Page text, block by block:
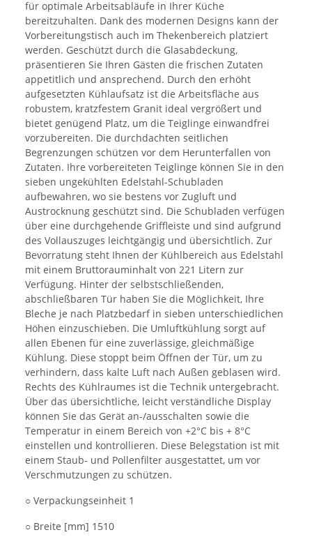
für optimale Arbeitsabläufe in Ihrer Küche
bereitzuhalten. Dank des modernen Designs kann der
Vorbereitungstisch auch im Thekenbereich platziert
werden. Geschützt durch die Glasabdeckung,
präsentieren Sie Ihren Gästen die frischen Zutaten
appetitlich und ansprechend. Durch den erhöht
aufgesetzten Kühlaufsatz ist die Arbeitsfläche aus
robustem, kratzfestem Granit ideal vergrößert und
bietet genügend Platz, um die Teiglinge einwandfrei
vorzubereiten. Die durchdachten seitlichen
Begrenzungen schützen vor dem Herunterfallen von
Zutaten. Ihre vorbereiteten Teiglinge können Sie in den
sieben ungekühlten Edelstahl-Schubladen
aufbewahren, wo sie bestens vor Zugluft und
Austrocknung geschützt sind. Die Schubladen verfügen
über eine durchgehende Griffleiste und sind aufgrund
des Vollauszuges leichtgängig und übersichtlich. Zur
Bevorratung steht Ihnen der Kühlbereich aus Edelstahl
mit einem Bruttorauminhalt von 221 Litern zur
Verfügung. Hinter der selbstschließenden,
abschließbaren Tür haben Sie die Möglichkeit, Ihre
Bleche je nach Platzbedarf in sieben unterschiedlichen
Höhen einzuschieben. Die Umluftkühlung sorgt auf
allen Ebenen für eine zuverlässige, gleichmäßige
Kühlung. Diese stoppt beim Öffnen der Tür, um zu
verhindern, dass kalte Luft nach Außen geblasen wird.
Rechts des Kühlraumes ist die Technik untergebracht.
Über das übersichtliche, leicht verständliche Display
können Sie das Gerät an-/ausschalten sowie die
Temperatur in einem Bereich von +2°C bis + 8°C
einstellen und kontrollieren. Diese Belegstation ist mit
einem Staub- und Pollenfilter ausgestattet, um vor
Verschmutzungen zu schützen.
○ Verpackungseinheit 1
○ Breite [mm] 1510